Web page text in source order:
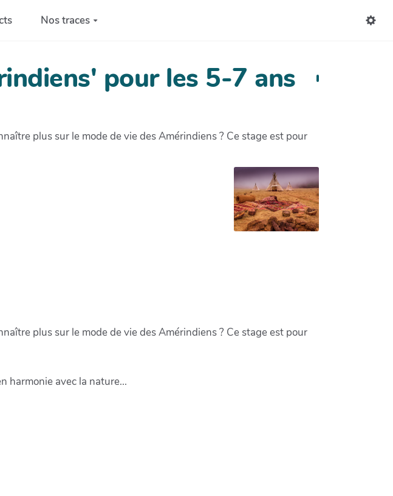
Nos traces
pour les 5-7 ans
plus sur le mode de vie des Amérindiens ? Ce stage est pour
plus sur le mode de vie des Amérindiens ? Ce stage est pour
harmonie avec la nature...